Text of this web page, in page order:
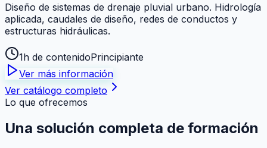
Diseño de sistemas de drenaje pluvial urbano. Hidrología
aplicada, caudales de diseño, redes de conductos y
estructuras hidráulicas.
1h de contenidoPrincipiante
Ver más información
Ver catálogo completo
Lo que ofrecemos
Una solución completa de formación